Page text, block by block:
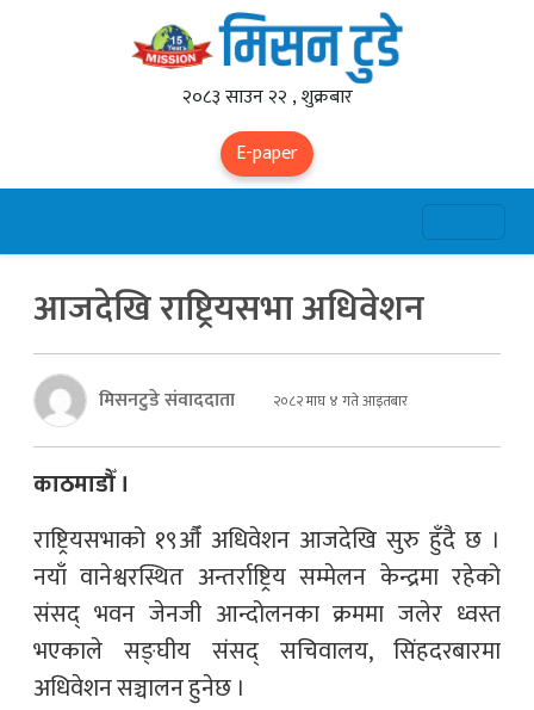
२०८३ साउन २२ , शुक्रबार
E-paper
आजदेखि राष्ट्रियसभा अधिवेशन
मिसनटुडे संवाददाता २०८२ माघ ४ गते आइतबार
काठमाडौँ ।
राष्ट्रियसभाको १९औँ अधिवेशन आजदेखि सुरु हुँदै छ ।
नयाँ वानेश्वरस्थित अन्तर्राष्ट्रिय सम्मेलन केन्द्रमा रहेको
संसद् भवन जेनजी आन्दोलनका क्रममा जलेर ध्वस्त
भएकाले सङ्घीय संसद् सचिवालय, सिंहदरबारमा
अधिवेशन सञ्चालन हुनेछ ।